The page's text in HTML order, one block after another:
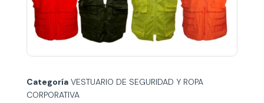
Categoría VESTUARIO DE SEGURIDAD Y ROPA
CORPORATIVA